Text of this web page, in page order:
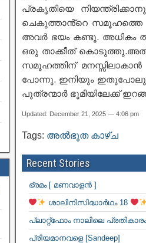
പ്രകൃതിയെ
ചെകുത്താൻ്റെ സമൂഹത്തെ
അവർ ഭയം കണ്ടൂ. അധികം
ഒരു താക്കീത്
സമൂഹത്തിന് മനസ്സിലാകാൻ
പോന്നു. ഇനിയും
പുത്രന്മാർ ഭൂമിയിലേക്ക്
Updated: December 21, 2025 — 4:06 pm
Tags: അൽഭുത കാഴ്ച
Recent Stories
ഭ്രമം [ മണവാളൻ ]
ശാലിനിസിദ്ധാർഥം 18
പ്ലാറ്റ്ഫോം നാലിലെ
പ്രിയമാനവളെ [Sandeep]